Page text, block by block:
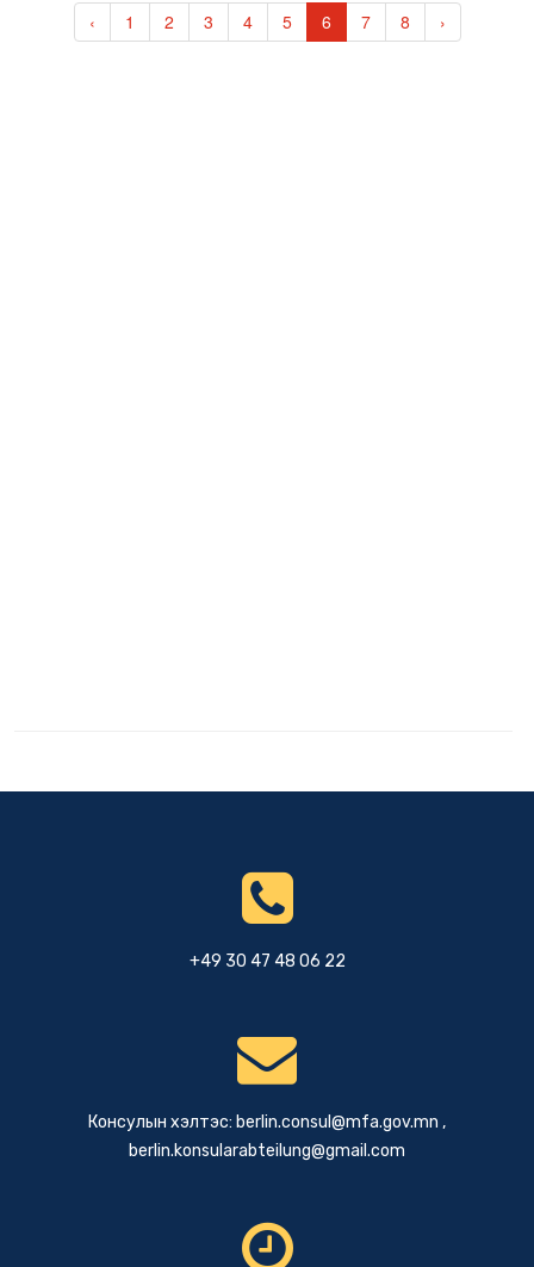
‹ 1 2 3 4 5 6 7 8 ›
+49 30 47 48 06 22
Консулын хэлтэс: berlin.consul@mfa.gov.mn ,
berlin.konsularabteilung@gmail.com